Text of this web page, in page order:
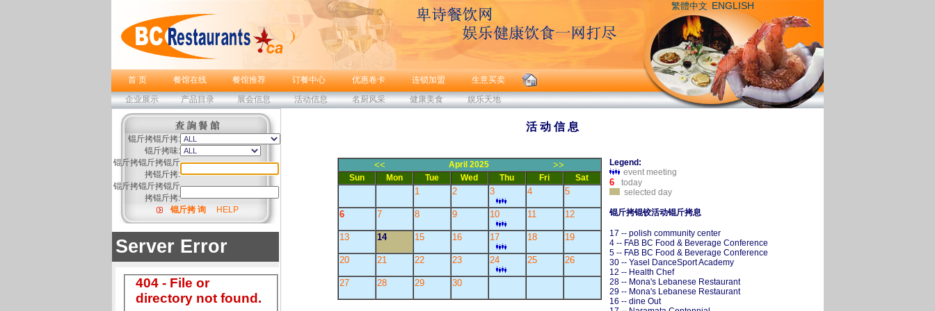
繁體中文 ENGLISH
首 页 餐馆在线 餐馆推荐 订餐中心 优惠卷卡 连锁加盟
生意买卖
企业展示
产品目录 展会信息 活动信息 名厨风采 健康美食 娱乐天地
锟斤拷锟斤拷:
锟斤拷味:
锟斤拷锟斤拷锟斤
拷锟斤拷:
锟斤拷锟斤拷锟斤
拷锟斤拷:
锟斤拷 询
HELP
活 动 信 息
<< April 2025 >>
Sun Mon Tue Wed Thu Fri Sat
1 2 3 4 5
6 7 8 9 10 11 12
13 14 15 16 17 18 19
20 21 22 23 24 25 26
27 28 29 30
Legend:
event meeting
6
today
selected day
锟斤拷锟铰活动锟斤拷息
17 -- polish community center
4 -- FAB BC Food & Beverage Conference
5 -- FAB BC Food & Beverage Conference
30 -- Yasel DanceSport Academy
12 -- Health Chef
28 -- Mona's Lebanese Restaurant
29 -- Mona's Lebanese Restaurant
16 -- dine Out